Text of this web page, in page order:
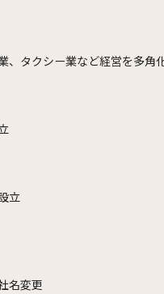
タクシー業など経営を多角化
立
名変更